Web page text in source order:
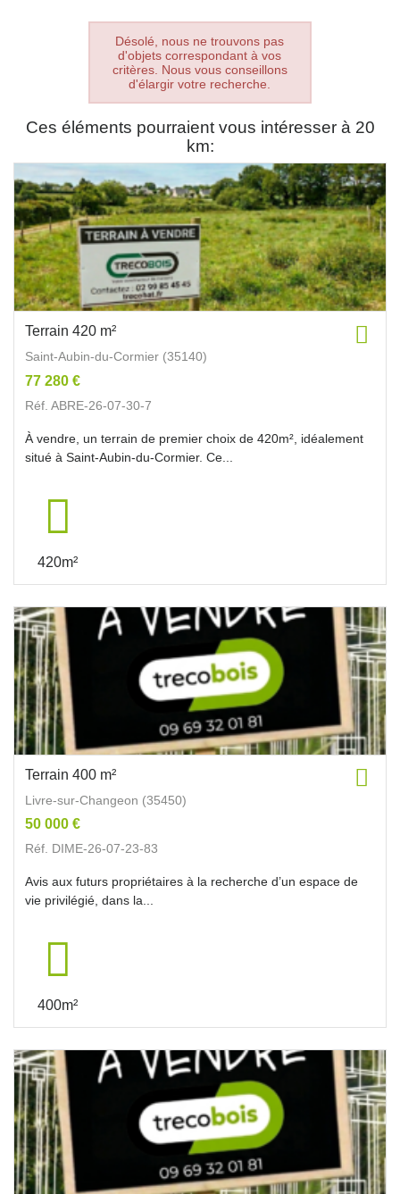
Désolé, nous ne trouvons pas
d'objets correspondant à vos
critères. Nous vous conseillons
d'élargir votre recherche.
Ces éléments pourraient vous intéresser à 20
km:
Terrain 420 m²
Saint-Aubin-du-Cormier (35140)
77 280 €
Réf. ABRE-26-07-30-7
À vendre, un terrain de premier choix de 420m², idéalement
situé à Saint-Aubin-du-Cormier. Ce...
420m²
Terrain 400 m²
Livre-sur-Changeon (35450)
50 000 €
Réf. DIME-26-07-23-83
Avis aux futurs propriétaires à la recherche d’un espace de
vie privilégié, dans la...
400m²